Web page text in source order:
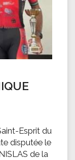
Esprit du
disputée le
de la